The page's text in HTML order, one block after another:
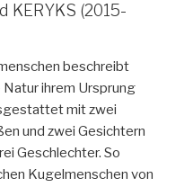
KERYKS (2015-
beschreibt
ihrem Ursprung
mit zwei
und zwei Gesichtern
Geschlechter. So
Kugelmenschen von